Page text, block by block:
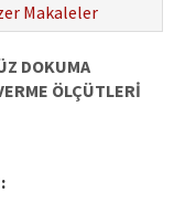
Makaleler
DOKUMA
ÖLÇÜTLERİ